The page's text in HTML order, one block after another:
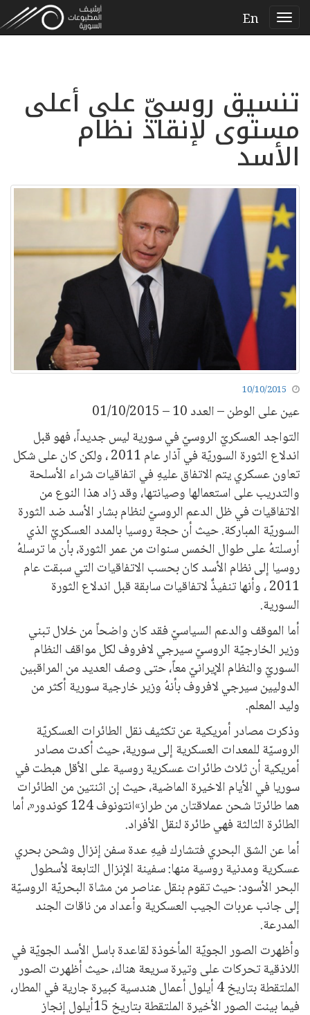
En
تنسيق روسيّ على أعلى
مستوى لإنقاذ نظام
الأسد
10/10/2015
عين على الوطن – العدد 10 – 01/10/2015
التواجد العسكريّ الروسيّ في سورية ليس جديداً، فهو قبل
اندلاع الثورة السوريّة في آذار عام 2011 ، ولكن كان على شكل
تعاون عسكري يتم الاتفاق عليهِ في اتفاقيات شراء الأسلحة
والتدريب على استعمالها وصيانتها، وقد زاد هذا النوع من
الاتفاقيات في ظل الدعم الروسيّ لنظام بشار الأسد ضد الثورة
السوريّة المباركة. حيث أن حجة روسيا بالمدد العسكريّ الذي
أرسلتهُ على طوال الخمس سنوات من عمر الثورة، بأن ما ترسلهُ
روسيا إلى نظام الأسد كان بحسب الاتفاقيات التي سبقت عام
2011 ، وأنها تنفيذٌ لاتفاقيات سابقة قبل اندلاع الثورة
السورية.
أما الموقف والدعم السياسيّ فقد كان واضحاً من خلال تبني
وزير الخارجيّة الروسيّ سيرجي لافروف لكل مواقف النظام
السوريّ والنظام الإيرانيّ معاً، حتى وصف العديد من المراقبين
الدوليين سيرجي لافروف بأنهُ وزير خارجية سورية أكثر من
وليد المعلم.
وذكرت مصادر أمريكية عن تكثيف نقل الطائرات العسكريّة
الروسيّة للمعدات العسكرية إلى سورية، حيث أكدت مصادر
أمريكية أن ثلاث طائرات عسكرية روسية على الأقل هبطت في
سوريا في الأيام الاخيرة الماضية، حيث إن اثنتين من الطائرات
هما طائرتا شحن عملاقتان من طراز»انتونوف 124 كوندور«، أما
الطائرة الثالثة فهي طائرة لنقل الأفراد.
أما عن الشق البحري فتشارك فيهِ عدة سفن إنزال وشحن بحري
عسكرية ومدنية روسية منها: سفينة الإنزال التابعة لأسطول
البحر الأسود: حيث تقوم بنقل عناصر من مشاة البحريّة الروسيّة
إلى جانب عربات الجيب العسكرية وأعداد من ناقات الجند
المدرعة.
وأظهرت الصور الجويّة المأخوذة لقاعدة باسل الأسد الجويّة في
اللاذقية تحركات على وتيرة سريعة هناك، حيث أظهرت الصور
الملتقطة بتاريخ 4 أيلول أعمال هندسية كبيرة جارية في المطار،
فيما بينت الصور الأخيرة الملتقطة بتاريخ 15أيلول إنجاز